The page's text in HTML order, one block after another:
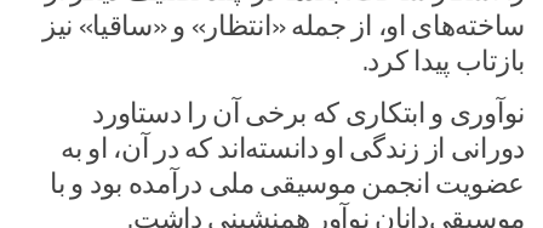
ساخته‌های او، از جمله «انتظار» و «ساقیا» نیز
بازتاب پیدا کرد.
نوآوری و ابتکاری که برخی آن را دستاورد
دورانی از زندگی او دانسته‌اند که در آن، او به
عضویت انجمن موسیقی ملی درآمده بود و با
موسیقی‌دانان نوآور همنشینی داشت.